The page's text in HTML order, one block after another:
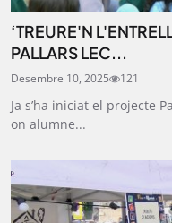
‘TREURE'N
PALLARS LEC...
Desembre 10, 2025 121
Ja s’ha iniciat el projecte
on alumne...